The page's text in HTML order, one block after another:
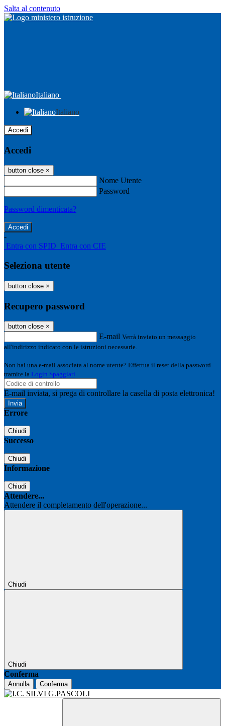
Salta al contenuto
Italiano
Italiano
Accedi
Accedi
button close ×
Nome Utente
Password
Password dimenticata?
-
Entra con SPID Entra con CIE
Seleziona utente
button close ×
Recupero password
button close ×
E-mail Verrà inviato un messaggio
all'indirizzo indicato con le istruzioni necessarie.
Non hai una e-mail associata al nome utente? Effettua il reset della password
tramite la Login Spaggiari
E-mail inviata, si prega di controllare la casella di posta elettronica!
Errore
Chiudi
Successo
Chiudi
Informazione
Chiudi
Attendere...
Attendere il completamento dell'operazione...
Chiudi
Chiudi
Conferma
Annulla Conferma